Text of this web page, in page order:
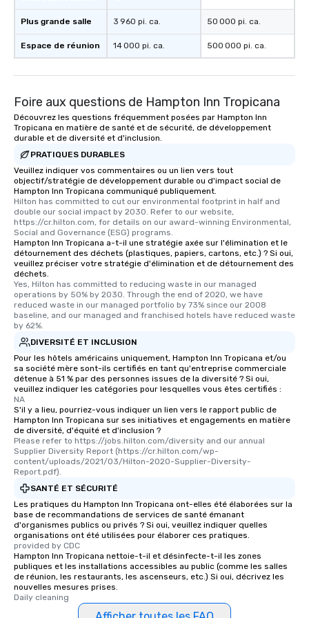
those Instagram moments you share.
For added ease, we can even arrange
transportation pick-up and drop-off,
experience, we can also arrange for
an evening helicopter ride over the
glittering lights of The Strip. A
Smacking Foodie Tours offers a way
to gather and dine that few have
experienced, and all are sure to
remember. Our one-of-a-kind tours
are special, from the first stop to the
last. It’s an experience that attendees
will reminisce about long after they
leave. Location, Location, Location
One of the best reasons to book is the
convenient and efficient way the
experience is designed. All
restaurants are within an easy
short stroll allows your group
members a chance to engage in prime
networking opportunities before
heading to the next place on your tour
itinerary. You Get a Dinner and a Show
Our tours offer an exquisite feast plus
entertainment. All tours include a
knowledgeable, professional guide
who leads the group on a walking tour,
offering engaging tidbits and
fascinating stories. Several other
interactive experiences are included
along the way exclusively to our tours,
ensuring there is never a dull moment.
Different Types of Cuisine Our
experiences offer the ability to enjoy
several renowned restaurants in one
convenient outing, including ones you
and your guests might not have
Plus grande salle
Espace de réunion
3 960 pi. ca.
14 000 pi. ca.
50 000 pi. ca.
500 000 pi. ca.
Foire aux questions de Hampton Inn Tropicana
Découvrez les questions fréquemment posées par Hampton Inn
Tropicana en matière de santé et de sécurité, de développement
durable et de diversité et d'inclusion.
PRATIQUES DURABLES
Veuillez indiquer vos commentaires ou un lien vers tout
objectif/stratégie de développement durable ou d'impact social de
Hampton Inn Tropicana communiqué publiquement.
Hilton has committed to cut our environmental footprint in half and
double our social impact by 2030. Refer to our website,
https://cr.hilton.com, for details on our award-winning Environmental,
Social and Governance (ESG) programs.
Hampton Inn Tropicana a-t-il une stratégie axée sur l'élimination et le
détournement des déchets (plastiques, papiers, cartons, etc.) ? Si oui,
veuillez préciser votre stratégie d'élimination et de détournement des
déchets.
Yes, Hilton has committed to reducing waste in our managed
operations by 50% by 2030. Through the end of 2020, we have
reduced waste in our managed portfolio by 73% since our 2008
baseline, and our managed and franchised hotels have reduced waste
by 62%.
DIVERSITÉ ET INCLUSION
Pour les hôtels américains uniquement, Hampton Inn Tropicana et/ou
sa société mère sont-ils certifiés en tant qu'entreprise commerciale
détenue à 51 % par des personnes issues de la diversité ? Si oui,
veuillez indiquer les catégories pour lesquelles vous êtes certifiés :
NA
S'il y a lieu, pourriez-vous indiquer un lien vers le rapport public de
Hampton Inn Tropicana sur ses initiatives et engagements en matière
de diversité, d'équité et d'inclusion ?
Please refer to https://jobs.hilton.com/diversity and our annual
Supplier Diversity Report (https://cr.hilton.com/wp-
content/uploads/2021/03/Hilton-2020-Supplier-Diversity-
Report.pdf).
SANTÉ ET SÉCURITÉ
Les pratiques du Hampton Inn Tropicana ont-elles été élaborées sur la
base de recommandations de services de santé émanant
d'organismes publics ou privés ? Si oui, veuillez indiquer quelles
organisations ont été utilisées pour élaborer ces pratiques.
provided by CDC
Hampton Inn Tropicana nettoie-t-il et désinfecte-t-il les zones
publiques et les installations accessibles au public (comme les salles
de réunion, les restaurants, les ascenseurs, etc.) Si oui, décrivez les
nouvelles mesures prises.
Daily cleaning